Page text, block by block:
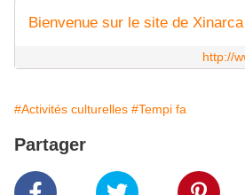
Bienvenue sur le site de Xinarca
http://
#Activités culturelles #Tempi fa
Partager